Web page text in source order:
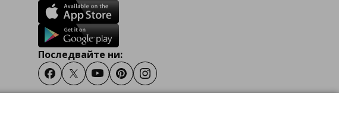
Последвайте ни:
FacebookTwitterYoutubePinterestInstagram